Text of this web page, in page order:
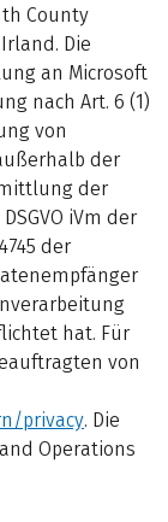
County
Die
an Microsoft
nach Art. 6 (1)
von
der
der
iVm der
der
hat. Für
von
privacy. Die
Operations